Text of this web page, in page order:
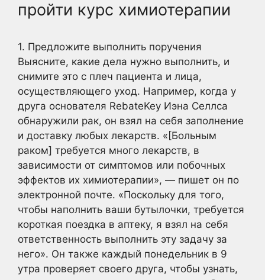
пройти курс химиотерапии
1. Предложите выполнить поручения
Выясните, какие дела нужно выполнить, и
снимите это с плеч пациента и лица,
осуществляющего уход. Например, когда у
друга основателя RebateKey Иэна Селлса
обнаружили рак, он взял на себя заполнение
и доставку любых лекарств. «[Больным
раком] требуется много лекарств, в
зависимости от симптомов или побочных
эффектов их химиотерапии», — пишет он по
электронной почте. «Поскольку для того,
чтобы наполнить ваши бутылочки, требуется
короткая поездка в аптеку, я взял на себя
ответственность выполнить эту задачу за
него». Он также каждый понедельник в 9
утра проверяет своего друга, чтобы узнать,